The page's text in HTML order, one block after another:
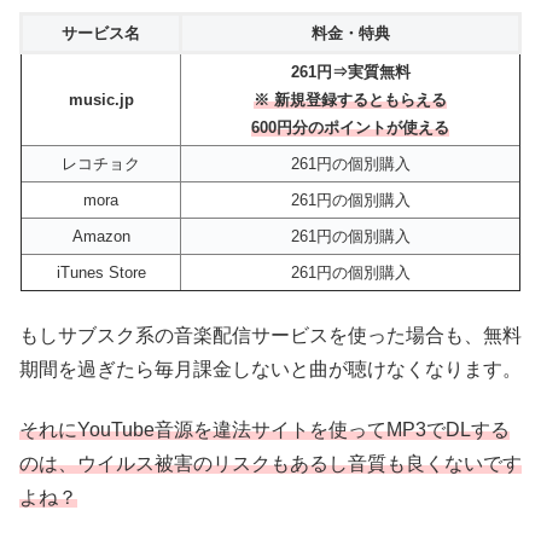
サービス名 料金・特典
music.jp
261円⇒実質無料
※ 新規登録するともらえる
600円分のポイントが使える
レコチョク
261円の個別購入
mora
261円の個別購入
Amazon
261円の個別購入
iTunes Store
261円の個別購入
もしサブスク系の音楽配信サービスを使った場合も、無料
期間を過ぎたら毎月課金しないと曲が聴けなくなります。
それにYouTube音源を違法サイトを使ってMP3でDLする
のは、ウイルス被害のリスクもあるし音質も良くないです
よね？